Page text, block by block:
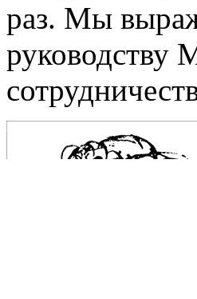
раз. Мы
руководству